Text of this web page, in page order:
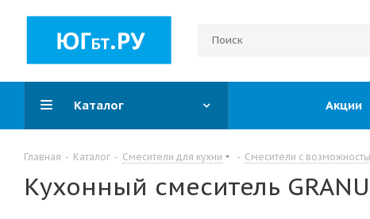
Каталог Акции
Главная - Каталог - Смесители для кухни - Смесители с
Кухонный смеситель